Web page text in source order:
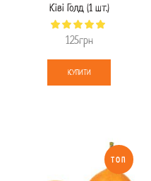
Ківі Голд (1 шт.)
125грн
КУПИТИ
ТОП